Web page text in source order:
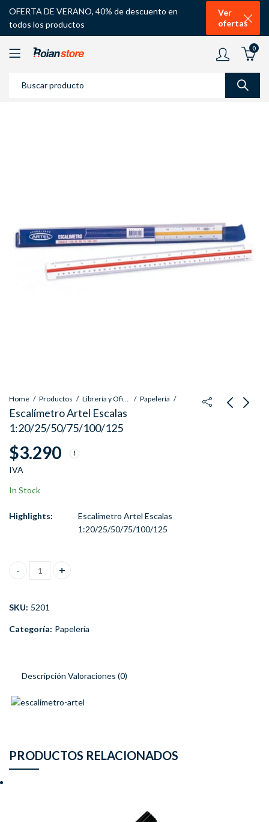
OFERTA DE VERANO, 40% de descuento en
todos los productos
Ver
ofertas
0
Home Productos Librería y Oficina Papelería
Escalímetro Artel Escalas
1:20/25/50/75/100/125
$3.290
IVA
In Stock
Highlights:
Escalímetro Artel Escalas
1:20/25/50/75/100/125
Escalímetro Artel Escalas 1:20/25/50/75/100/125 cantidad
SKU: 5201
Categoría: Papelería
Descripción Valoraciones (0)
PRODUCTOS RELACIONADOS